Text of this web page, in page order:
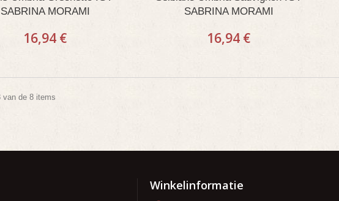
SABRINA MORAMI
16,94 €
SABRINA MORAMI
16,94 €
van de 8 items
Winkelinformatie